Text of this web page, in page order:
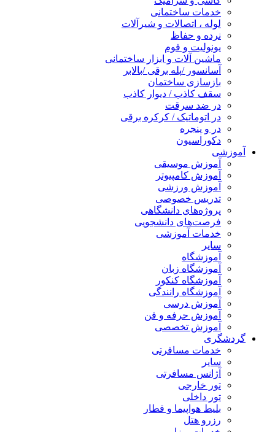
خدمات ساختمانی
لوله ، اتصالات و شیرآلات
نرده و حفاظ
یونولیت و فوم
ماشین آلات و ابزار ساختمانی
آسانسور /پله برقی /بالابر
بازسازی ساختمان
سقف کاذب / دیوار کاذب
در ضد سرقت
در اتوماتیک / کرکره برقی
در و پنجره
دکوراسیون
آموزشی
آموزش موسیقی
آموزش کامپیوتر
آموزش ورزشی
تدریس خصوصی
پروژه‌های دانشگاهی
فرصت‌های دانشجویی
خدمات آموزشی
سایر
آموزشگاه
آموزشگاه زبان
آموزشگاه کنکور
آموزشگاه رانندگی
آموزش درسی
آموزش حرفه و فن
آموزش تخصصی
گردشگری
خدمات مسافرتی
سایر
آژانس مسافرتی
تور خارجی
تور داخلی
بلیط هواپیما و قطار
رزرو هتل